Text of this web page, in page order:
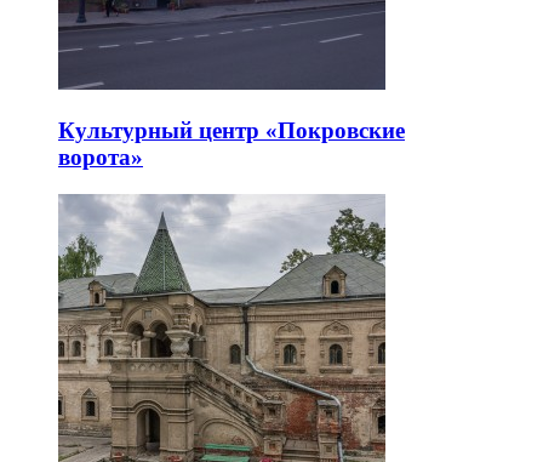
Культурный центр «Покровские
ворота»